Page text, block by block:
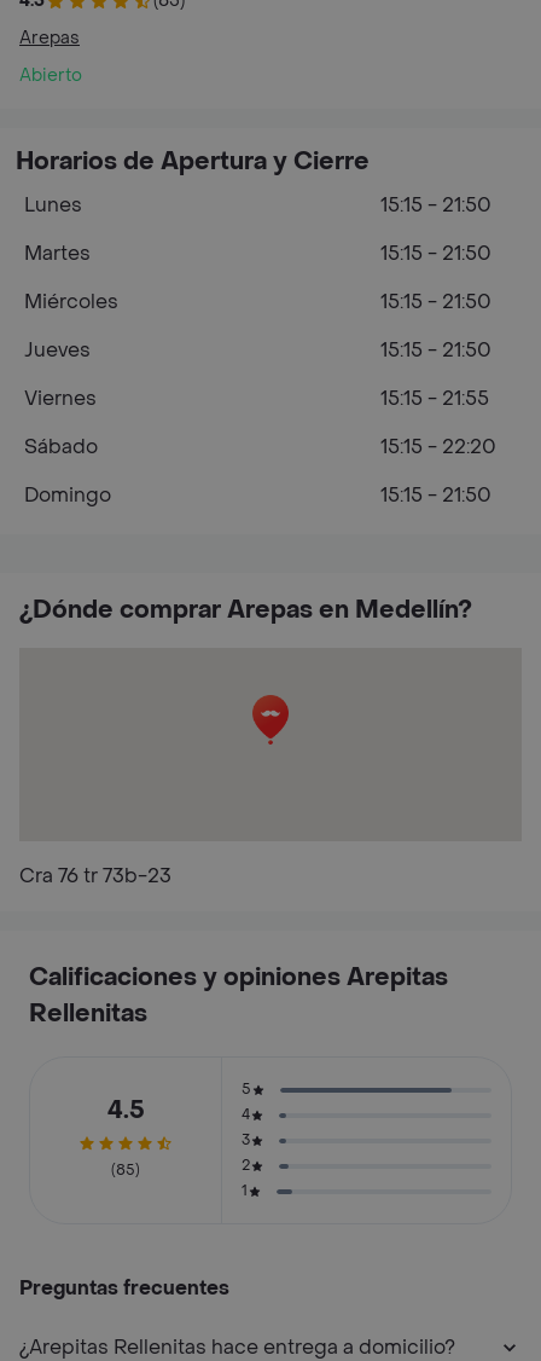
Arepas
Abierto
¿Dónde comprar Arepas en Medellín?
Cra 76 tr 73b-23
Horarios de Apertura y Cierre
Lunes
15:15 - 21:50
Martes
15:15 - 21:50
Miércoles
15:15 - 21:50
Jueves
15:15 - 21:50
Viernes
15:15 - 21:55
Sábado
15:15 - 22:20
Domingo
15:15 - 21:50
Calificaciones y opiniones Arepitas
Rellenitas
4.5
(85)
5
4
3
2
1
Preguntas frecuentes
¿Arepitas Rellenitas hace entrega a domicilio?